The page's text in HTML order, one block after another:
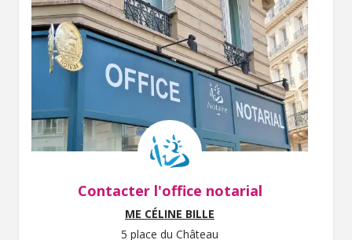
Contacter l'office notarial
ME CÉLINE BILLE
5 place du Château